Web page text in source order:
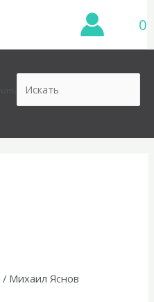
0
/ Михаил Яснов